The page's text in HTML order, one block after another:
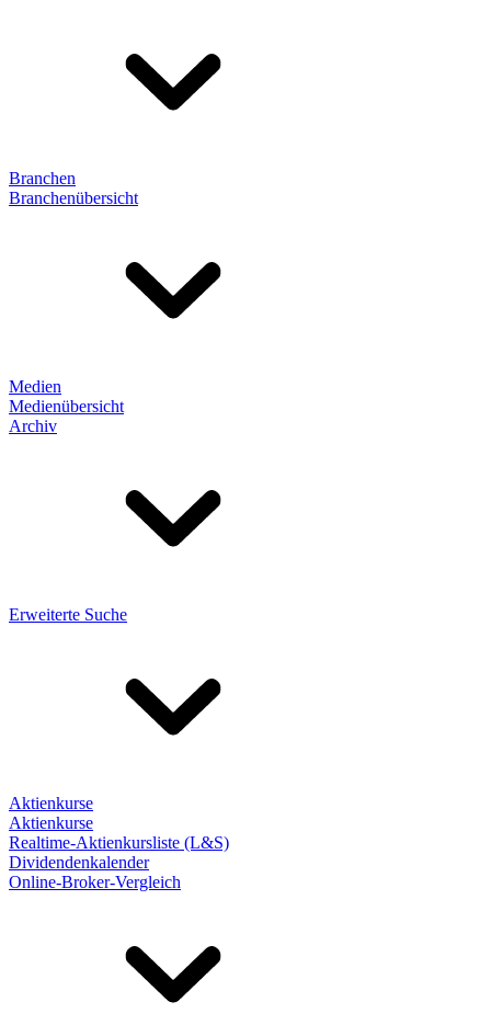
Branchen
Branchenübersicht
Medien
Medienübersicht
Archiv
Erweiterte Suche
Aktienkurse
Aktienkurse
Realtime-Aktienkursliste (L&S)
Dividendenkalender
Online-Broker-Vergleich